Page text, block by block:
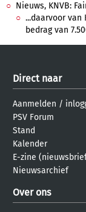
Nieuws, KNVB:
...daarvoor van
bedrag van
Direct naar
Aanmelden /
PSV Forum
Stand
Kalender
E-zine
Nieuwsarchief
Over ons